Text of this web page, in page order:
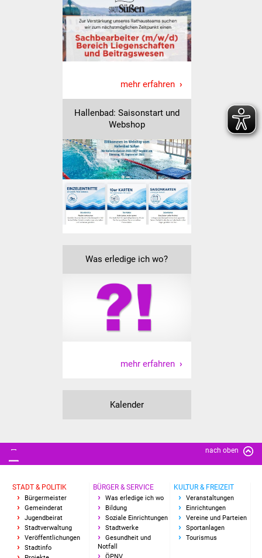
Kulturhalle
Vereine und Parteien
Sportanlagen
Tourismus
Erlebnisregion
Schwäbischer Albtrauf
Senioren
Ältere
Pflegeheim
Familientreff
Kinder und Jugendliche
Schülerferienprogramm
mehr erfahren
Hallenbad: Saisonstart und
Webshop
Was erledige ich wo?
mehr erfahren
Kalender
nach oben
STADT & POLITIK
Bürgermeister
Gemeinderat
Jugendbeirat
Stadtverwaltung
Veröffentlichungen
Stadtinfo
BÜRGER & SERVICE
Was erledige ich wo
Bildung
Soziale Einrichtungen
Stadtwerke
Gesundheit und
Notfall
ÖPNV
KULTUR & FREIZEIT
Veranstaltungen
Einrichtungen
Vereine und Parteien
Sportanlagen
Tourismus